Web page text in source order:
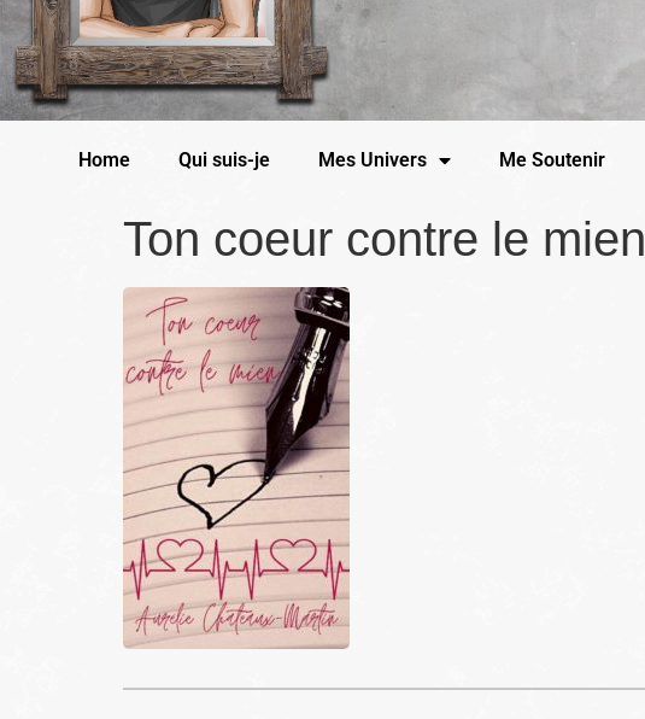
Home Qui suis-je Mes Univers Me Soutenir
Ton coeur contre le mien